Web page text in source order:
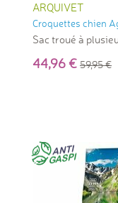
ARQUIVET
Croquettes chien
Sac troué à
44,96 59,95